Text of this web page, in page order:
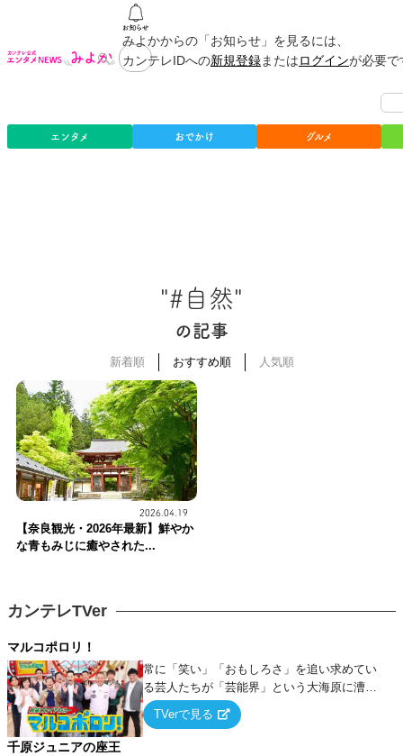
みよかからの「お知らせ」を見るには、
カンテレIDへの新規登録またはログインが必要
エンタメ おでかけ グルメ
"#自然"
の記事
新着順 おすすめ順 人気順
2026.04.19
【奈良観光・2026年最新】鮮やか
な青もみじに癒やされた...
カンテレTVer
マルコポロリ！
常に「笑い」「おもしろさ」を追い求めてい
る芸人たちが「芸能界」という大海原に漕ぎ
出でて、新たなオモシロ人間を発掘する！
TVerで見る
千原ジュニアの座王